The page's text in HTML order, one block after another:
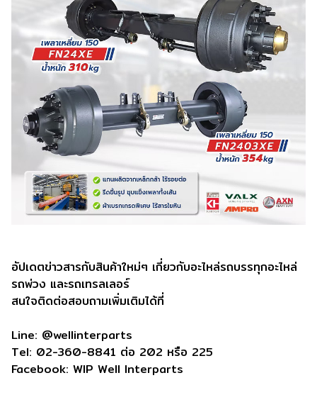
อัปเดตข่าวสารกับสินค้าใหม่ๆ เกี่ยวกับอะไหล่รถบรรทุกอะไหล่
รถพ่วง และรถเทรลเลอร์
สนใจติดต่อสอบถามเพิ่มเติมได้ที่
Line: @wellinterparts
Tel: 02-360-8841 ต่อ 202 หรือ 225
Facebook: WIP Well Interparts